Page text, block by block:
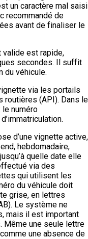
un caractère mal saisi
recommandé de
avant de finaliser le
est rapide,
secondes. Il suffit
du véhicule.
via les portails
routières (API). Dans le
numéro
d’une vignette active,
hebdomadaire,
quelle date elle
via des
qui utilisent les
du véhicule doit
grise, en lettres
Le système ne
mais il est important
Même une seule lettre
une absence de